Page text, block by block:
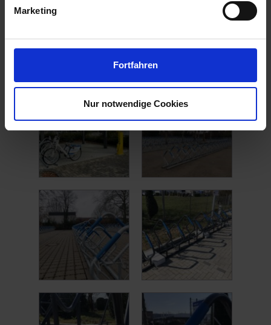
Marketing
Fortfahren
Nur notwendige Cookies